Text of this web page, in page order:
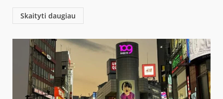
Skaityti daugiau